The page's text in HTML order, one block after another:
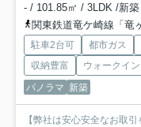
- / 101.85㎡ / 3LDK /新築
関東鉄道竜ケ崎線「竜
駐車2台可 都市ガス
収納豊富
ウォークイ
パノラマ 新築
【弊社は安心安全なお取